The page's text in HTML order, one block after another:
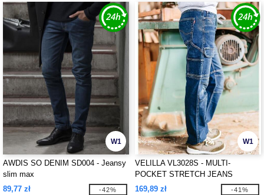
W1
AWDIS SO DENIM SD004 - Jeansy
slim max
89,77 zł
-42%
W1
VELILLA VL3028S - MULTI-
POCKET STRETCH JEANS
169,89 zł
-41%